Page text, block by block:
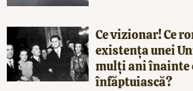
Ce vizionar! Ce
existența unei
mulți ani înainte
înfăptuiască?